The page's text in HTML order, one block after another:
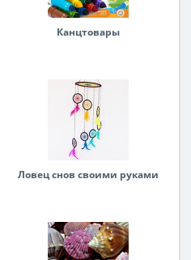
Канцтовары
Ловец снов своими руками